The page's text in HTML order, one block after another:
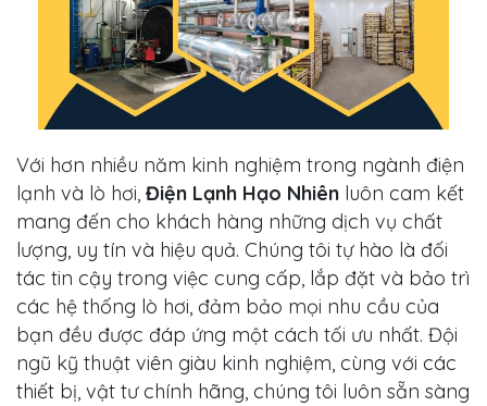
Với hơn nhiều năm kinh nghiệm trong ngành điện
lạnh và lò hơi, Điện Lạnh Hạo Nhiên luôn cam kết
mang đến cho khách hàng những dịch vụ chất
lượng, uy tín và hiệu quả. Chúng tôi tự hào là đối
tác tin cậy trong việc cung cấp, lắp đặt và bảo trì
các hệ thống lò hơi, đảm bảo mọi nhu cầu của
bạn đều được đáp ứng một cách tối ưu nhất. Đội
ngũ kỹ thuật viên giàu kinh nghiệm, cùng với các
thiết bị, vật tư chính hãng, chúng tôi luôn sẵn sàng